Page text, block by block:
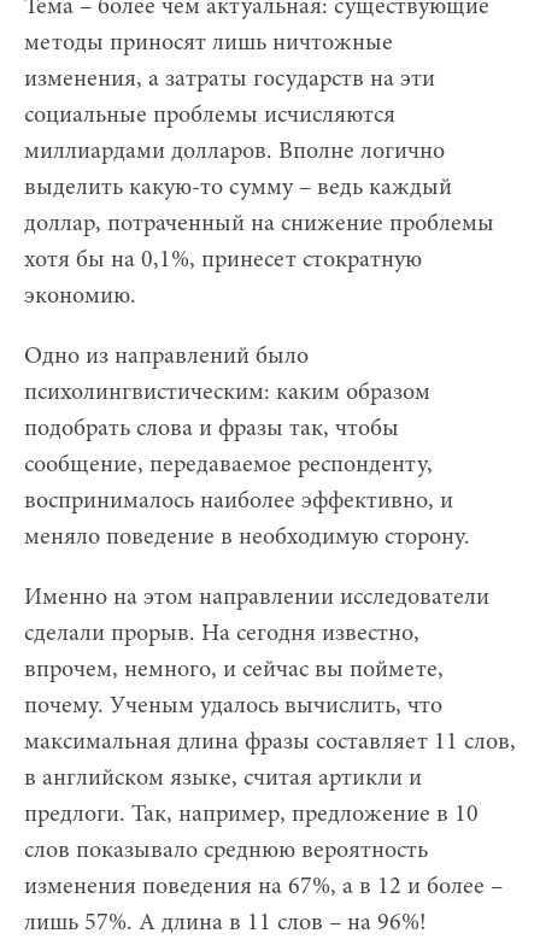
Тема – более чем актуальная: существующие
методы приносят лишь ничтожные
изменения, а затраты государств на эти
социальные проблемы исчисляются
миллиардами долларов. Вполне логично
выделить какую-то сумму – ведь каждый
доллар, потраченный на снижение проблемы
хотя бы на 0,1%, принесет стократную
экономию.
Одно из направлений было
психолингвистическим: каким образом
подобрать слова и фразы так, чтобы
сообщение, передаваемое респонденту,
воспринималось наиболее эффективно, и
меняло поведение в необходимую сторону.
Именно на этом направлении исследователи
сделали прорыв. На сегодня известно,
впрочем, немного, и сейчас вы поймете,
почему. Ученым удалось вычислить, что
максимальная длина фразы составляет 11 слов,
в английском языке, считая артикли и
предлоги. Так, например, предложение в 10
слов показывало среднюю вероятность
изменения поведения на 67%, а в 12 и более –
лишь 57%. А длина в 11 слов – на 96%!